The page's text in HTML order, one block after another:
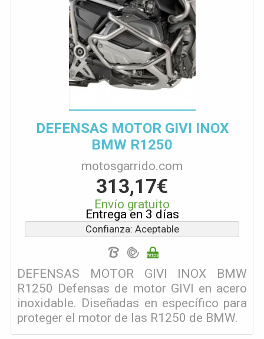
DEFENSAS MOTOR GIVI INOX
BMW R1250
motosgarrido.com
313,17€
Envío gratuito
Entrega en 3 días
Confianza: Aceptable
DEFENSAS MOTOR GIVI INOX BMW
R1250 Defensas de motor GIVI en acero
inoxidable. Diseñadas en específico para
proteger el motor de las R1250 de BMW.